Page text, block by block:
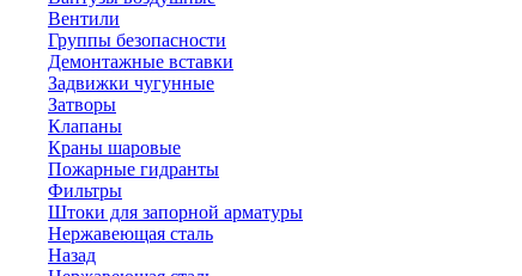
Вентили
Группы безопасности
Демонтажные вставки
Задвижки чугунные
Затворы
Клапаны
Краны шаровые
Пожарные гидранты
Фильтры
Штоки для запорной арматуры
Нержавеющая сталь
Назад